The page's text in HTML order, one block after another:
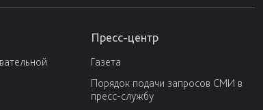
Пресс-центр
Газета
Порядок подачи запросов СМИ в
пресс-службу